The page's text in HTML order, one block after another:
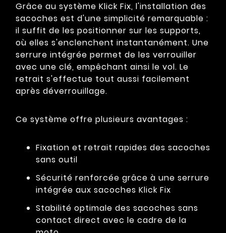
Grâce au système Klick Fix, l'installation des
sacoches est d'une simplicité remarquable :
il suffit de les positionner sur les supports,
où elles s'enclenchent instantanément. Une
serrure intégrée permet de les verrouiller
avec une clé, empêchant ainsi le vol. Le
retrait s'effectue tout aussi facilement
après déverrouillage.
Ce système offre plusieurs avantages :
Fixation et retrait rapides des sacoches
sans outil
Sécurité renforcée grâce à une serrure
intégrée aux sacoches Klick Fix
Stabilité optimale des sacoches sans
contact direct avec le cadre de la